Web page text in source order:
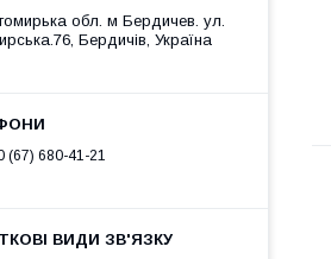
обл. м Бердичев. ул.
Бердичів, Україна
(67) 680-41-21